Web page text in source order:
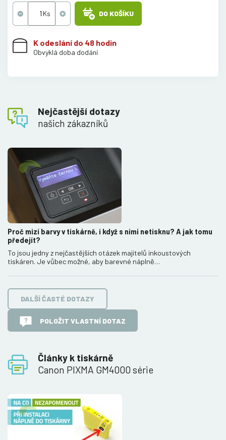
DO KOŠÍKU
K odeslání do 48 hodin
Obvyklá doba dodání
Nejčastější dotazy
našich zákazníků
Články k tiskárně
Canon PIXMA GM4000 série
Proč mizí barvy v tiskárně, i když s nimi netisknu? A jak tomu
předejít?
To jsou jedny z nejčastějších otázek majitelů inkoustových
tiskáren. Je vůbec možné, aby barevné náplně…
DALŠÍ ČASTÉ DOTAZY
POLOŽIT VLASTNÍ DOTAZ